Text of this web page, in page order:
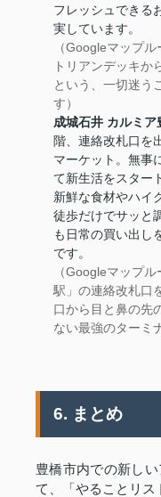
フレッシュできる
実しています。
（Googleマップ
トリアンデッキか
という、一切迷う
す）
成城石井 カルミア
階、連絡改札口を
マーケット。無事
て新生活をスター
新鮮な食材やハイ
徒歩だけでサッと
も日常の買い出し
です。
（Googleマップ
駅」の連絡改札口
口から目と鼻の先
ない最強のターミ
6. まとめ
豊橋市内での新し
て、「やることリス